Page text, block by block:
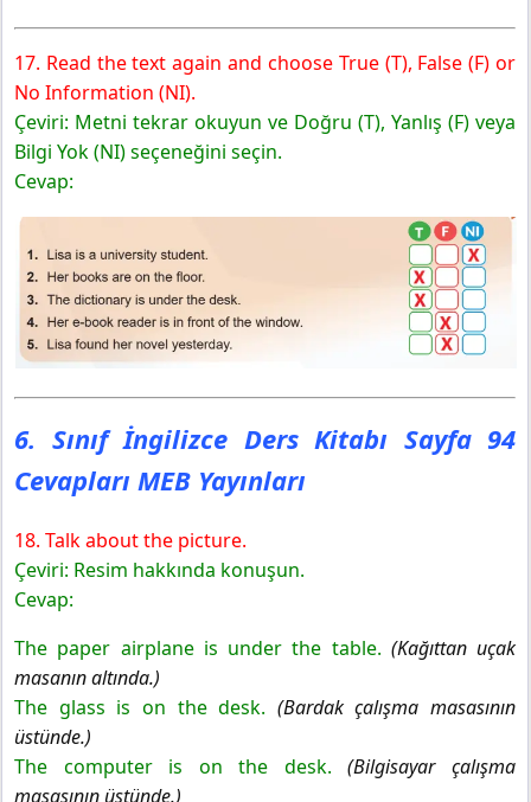
17. Read the text again and choose True (T), False (F) or
No Information (NI).
Çeviri: Metni tekrar okuyun ve Doğru (T), Yanlış (F) veya
Bilgi Yok (NI) seçeneğini seçin.
Cevap:
6. Sınıf İngilizce Ders Kitabı Sayfa 94
Cevapları MEB Yayınları
18. Talk about the picture.
Çeviri: Resim hakkında konuşun.
Cevap:
The paper airplane is under the table. (Kağıttan uçak
masanın altında.)
The glass is on the desk. (Bardak çalışma masasının
üstünde.)
The computer is on the desk.(Bilgisayar çalışma
masasının üstünde.)